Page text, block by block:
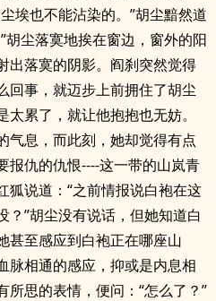
埃也不能沾染的。”胡尘黯然道
胡尘落寞地挨在窗边，窗外的阳
出落寞的阴影。阎刹突然觉得
回事，就迈步上前拥住了胡尘
累了，就让他抱抱也无妨。
气息，而此刻，她却觉得有点
报仇的仇恨----这一带的山岚青
狐说道：“之前情报说白袍在这
？”胡尘没有说话，但她知道白
甚至感应到白袍正在哪座山
脉相通的感应，抑或是内息相
所思的表情，便问：“怎么了？”